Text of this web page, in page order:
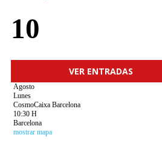
10
VER ENTRADAS
Agosto
Lunes
CosmoCaixa Barcelona
10:30 H
Barcelona
mostrar mapa